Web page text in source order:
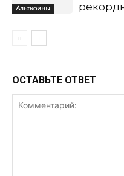
Альткоины
ОСТАВЬТЕ ОТВЕТ